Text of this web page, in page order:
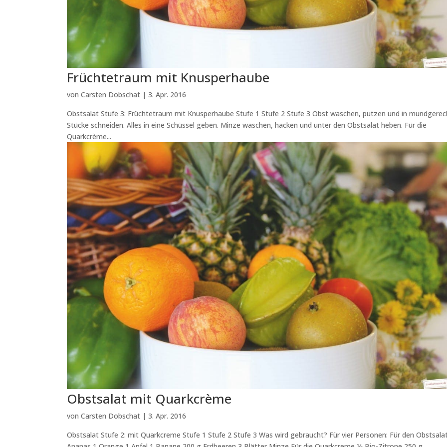
Früchtetraum mit Knusperhaube
vonCarsten Dobschat |3. Apr. 2016
Obstsalat Stufe 3: Früchtetraum mit Knusperhaube Stufe 1 Stufe 2 Stufe 3 Obst waschen, putzen und in
Stücke schneiden. Alles in eine Schüssel geben. Minze waschen, hacken und unter den Obstsalat heben. Für die
Quarkcrème...
Obstsalat mit Quarkcrème
vonCarsten Dobschat |3. Apr. 2016
Obstsalat Stufe 2: mit Quarkcreme Stufe 1 Stufe 2 Stufe 3 Was wird gebraucht? Für vier Personen: Für den Obstsalat